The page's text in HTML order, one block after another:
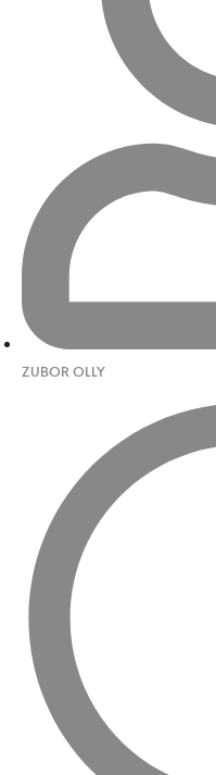
ZUBOR OLLY